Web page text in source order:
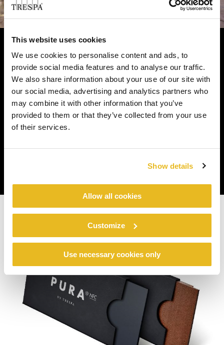
This website uses cookies
We use cookies to personalise content and ads, to
provide social media features and to analyse our traffic.
We also share information about your use of our site with
our social media, advertising and analytics partners who
may combine it with other information that you’ve
provided to them or that they’ve collected from your use
of their services.
Show details
Allow all cookies
Customize
Use necessary cookies only
Vous pouvez consacrer votre printemps à
prendre soin de vous, puisque les clins Trespa
Pura® NFC prennent soin de votre maison.
Printemps après printemps, ils resteront toujours
aussi beaux, pour que vous puissiez profiter du
monde extérieur.